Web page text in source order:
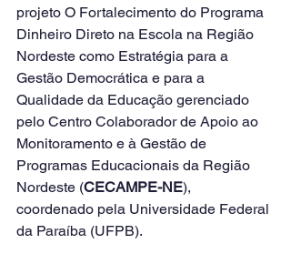
projeto O Fortalecimento do Programa
Dinheiro Direto na Escola na Região
Nordeste como Estratégia para a
Gestão Democrática e para a
Qualidade da Educação gerenciado
pelo Centro Colaborador de Apoio ao
Monitoramento e à Gestão de
Programas Educacionais da Região
Nordeste (CECAMPE-NE),
coordenado pela Universidade Federal
da Paraíba (UFPB).